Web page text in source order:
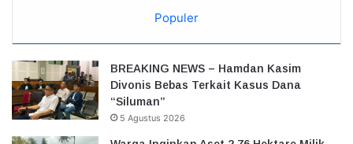
Populer
BREAKING NEWS – Hamdan Kasim
Divonis Bebas Terkait Kasus Dana
“Siluman”
5 Agustus 2026